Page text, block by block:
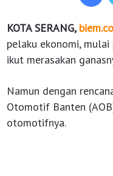
KOTA SERANG,biem.co
pelaku ekonomi,
ikut merasakan
Namun dengan
Otomotif Banten
otomotifnya.